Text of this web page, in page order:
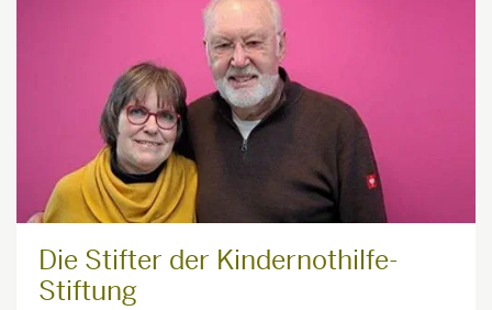
Die Stifter der Kindernothilfe-
Stiftung